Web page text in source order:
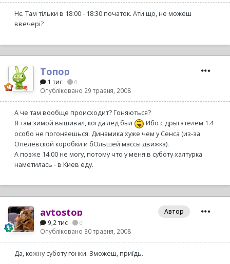
Нє. Там тільки в 18:00 - 18:30 початок. Ати що, не можеш
ввечері?
Топор
1 тис 0
Опубліковано 29 травня, 2008
А че там вообще происходит? Гоняються?
Я там зимой вышивал, когда лед был
Ибо с дрыгателем 1.4
особо не погоняешься. Динамика хуже чем у Сенса (из-за
Опелевской коробки и бОльшей массы движка).
А позже 14.00 не могу, потому что у меня в суботу халтурка
наметилась - в Киев еду.
avtostop
9,2 тис 0
Опубліковано 30 травня, 2008
Автор
Да, кожну суботу гонки. Зможеш, приїдь.